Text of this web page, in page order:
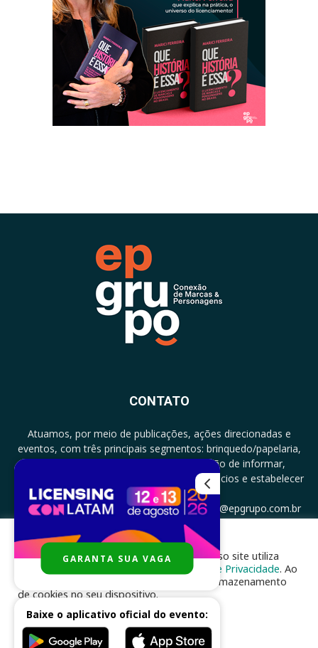
CONTATO
Atuamos, por meio de publicações, ações direcionadas e
eventos, com três principais segmentos: brinquedo/papelaria,
licenciamento e zero a três com a missão de informar,
documentar, proporcionar encontro de negócios e estabelecer
parcerias.
CONTATO: +5511994513097 - atendimento@epgrupo.com.br
SIGA-NOS
Para melhor experiência e navegação, nosso site utiliza
cookies, de acordo com a nossa
Política de Privacidade. Ao
clicar em “aceito”, você concorda com o armazenamento
de cookies no seu dispositivo.
ACEITAR
GARANTA SUA VAGA
Baixe o aplicativo oficial do evento: